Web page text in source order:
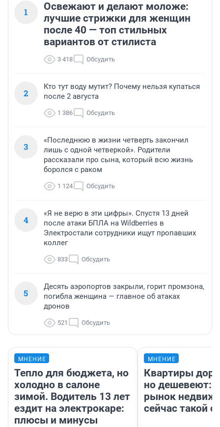
1
Освежают и делают моложе:
лучшие стрижки для женщин
после 40 — топ стильных
вариантов от стилиста
3 418 Обсудить
2
Кто тут воду мутит? Почему нельзя купаться
после 2 августа
1 386 Обсудить
3
«Последнюю в жизни четверть закончил
лишь с одной четверкой». Родители
рассказали про сына, который всю жизнь
боролся с раком
1 124 Обсудить
4
«Я не верю в эти цифры». Спустя 13 дней
после атаки БПЛА на Wildberries в
Электростали сотрудники ищут пропавших
коллег
833 Обсудить
5
Десять аэропортов закрыли, горит промзона,
погибла женщина — главное об атаках
дронов
521 Обсудить
МНЕНИЕ
Тепло для бюджета, но
холодно в салоне
зимой. Водитель 13 лет
ездит на электрокаре:
плюсы и минусы
МНЕНИЕ
Квартиры
но дешевеют:
рынок
сейчас такой